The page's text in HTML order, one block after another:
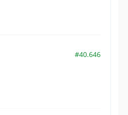
#40.646